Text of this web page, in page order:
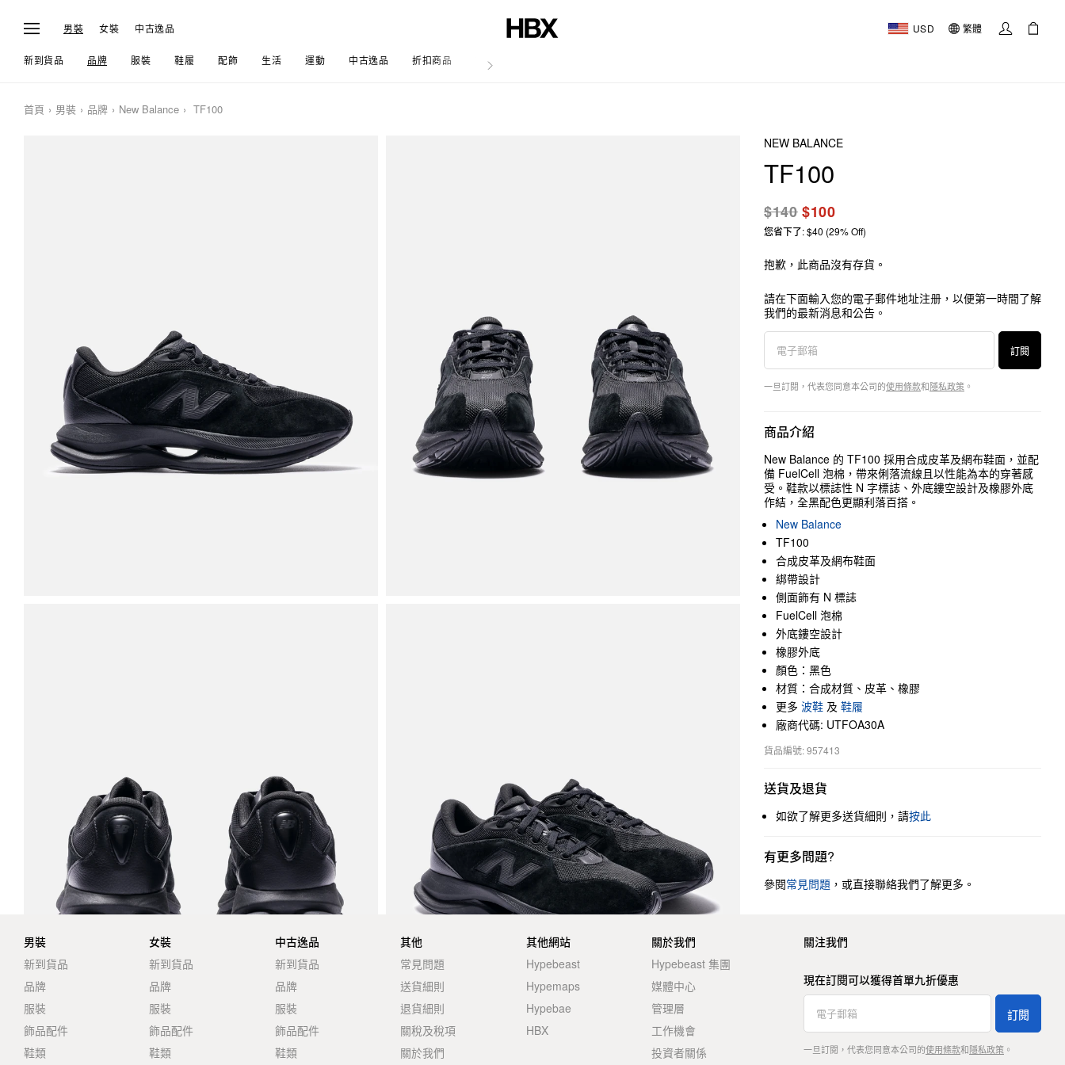
男裝 女裝 中古逸品 USD 繁體
新到貨品 品牌 服裝 鞋履 配飾 生活 運動 中古逸品 折扣商品 文章
首頁 男裝 品牌 New Balance TF100
NEW BALANCE
TF100
$140$100
您省下了: $40 (29% Off)
抱歉，此商品沒有存貨。
請在下面輸入您的電子郵件地址注册，以便第一時間了解
我們的最新消息和公告。
訂閱
一旦訂閱，代表您同意本公司的使用條款和隱私政策 。
商品介紹
New Balance 的 TF100 採用合成皮革及網布鞋面，並配
備 FuelCell 泡棉，帶來俐落流線且以性能為本的穿著感
受。鞋款以標誌性 N 字標誌、外底鏤空設計及橡膠外底
作結，全黑配色更顯利落百搭。
New Balance
TF100
合成皮革及網布鞋面
綁帶設計
側面飾有 N 標誌
FuelCell 泡棉
外底鏤空設計
橡膠外底
顏色：黑色
材質：合成材質、皮革、橡膠
更多 波鞋 及 鞋履
廠商代碼: UTFOA30A
貨品編號: 957413
送貨及退貨
如欲了解更多送貨細則，請按此
有更多問題?
參閱常見問題 ，或直接聯絡我們了解更多。
男裝
新到貨品
品牌
服裝
飾品配件
鞋類
女裝
新到貨品
品牌
服裝
飾品配件
鞋類
中古逸品
新到貨品
品牌
服裝
飾品配件
鞋類
其他
常見問題
送貨細則
退貨細則
關稅及稅項
關於我們
其他網站
Hypebeast
Hypemaps
Hypebae
HBX
關於我們
Hypebeast 集團
媒體中心
管理層
工作機會
投資者關係
關注我們
現在訂閱可以獲得首單九折優惠
訂閱
一旦訂閱，代表您同意本公司的使用條款和隱私政策。